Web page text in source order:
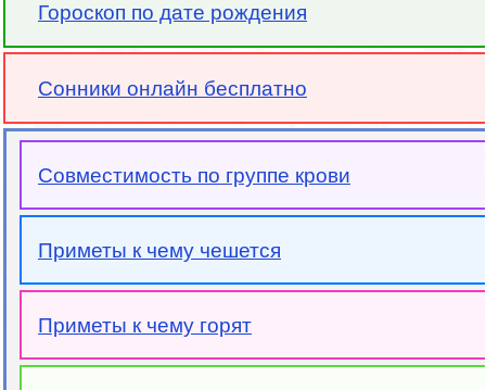
Гороскоп по дате рождения
Сонники онлайн бесплатно
Совместимость по группе крови
Приметы к чему чешется
Приметы к чему горят